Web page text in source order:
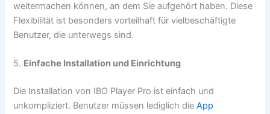
weitermachen können, an dem Sie aufgehört haben. Diese
Flexibilität ist besonders vorteilhaft für vielbeschäftigte
Benutzer, die unterwegs sind.
5. Einfache Installation und Einrichtung
Die Installation von IBO Player Pro ist einfach und
unkompliziert. Benutzer müssen lediglich dieApp